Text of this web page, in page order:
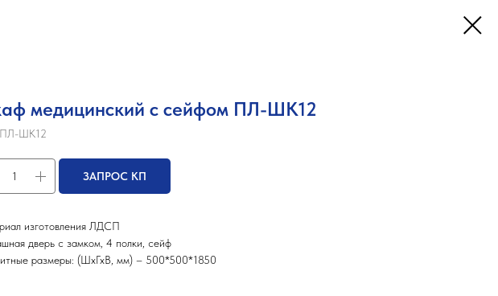
медицинский с сейфом ПЛ-ШК12
ПЛ-ШК12
ЗАПРОС КП
изготовления ЛДСП
дверь с замком, 4 полки, сейф
размеры: (ШхГхВ, мм) – 500*500*1850